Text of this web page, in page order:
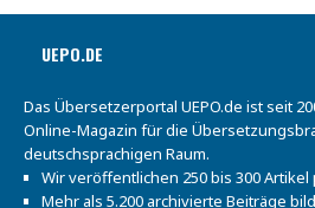
UEPO.DE
Das Übersetzerportal UEPO.de ist seit
Online-Magazin für die
deutschsprachigen Raum.
Wir veröffentlichen 250 bis 300 Artikel
Mehr als 5.200 archivierte Beiträge